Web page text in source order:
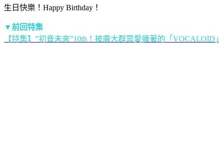
生日快樂！Happy Birthday！
▼前回特集
【特集】”初音未來”10th！被廣大群眾愛擁著的「VOCALOID